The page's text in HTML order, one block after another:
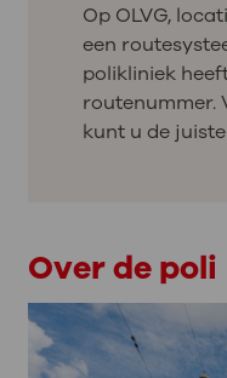
Op OLVG,
een
polikliniek
routenummer.
kunt u de
Over de poli